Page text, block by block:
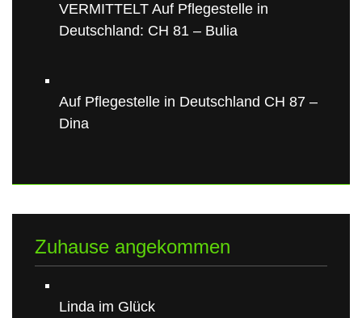
VERMITTELT Auf Pflegestelle in
Deutschland: CH 81 – Bulia
Auf Pflegestelle in Deutschland CH 87 –
Dina
Zuhause angekommen
Linda im Glück